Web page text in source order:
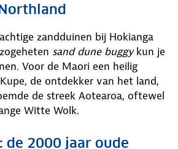
zandduinen bij Hokianga
sand dune buggykun je
Voor de Maori een heilig
de ontdekker van het land,
de streek Aotearoa, oftewel
Witte Wolk.
de 2000 jaar oude